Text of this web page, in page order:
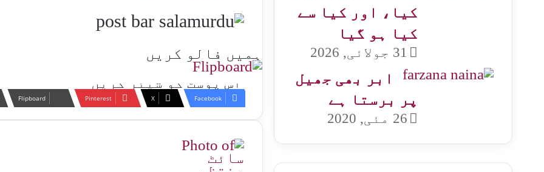
ہمیں فالو کریں
اس پوسٹ کو شیئر کریں
Facebook
X
Pinterest
Flipboard
کیا، اور کیا سے
کیا ہو گیا
31 جولائی, 2026
ابر بھی جھیل
پر برستا ہے
26 مئی, 2020